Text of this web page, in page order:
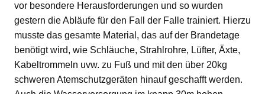
vor besondere Herausforderungen und so wurden
gestern die Abläufe für den Fall der Falle trainiert. Hierzu
musste das gesamte Material, das auf der Brandetage
benötigt wird, wie Schläuche, Strahlrohre, Lüfter, Äxte,
Kabeltrommeln uvw. zu Fuß und mit den über 20kg
schweren Atemschutzgeräten hinauf geschafft werden.